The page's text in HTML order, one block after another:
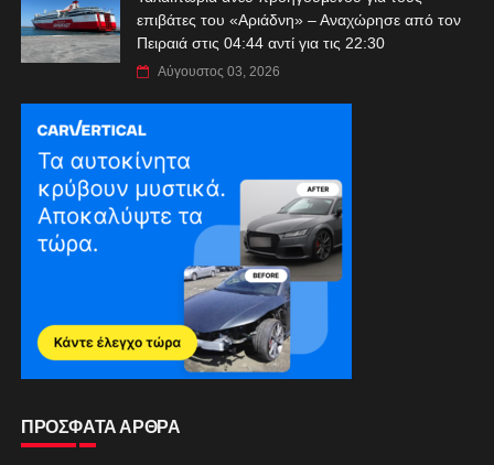
επιβάτες του «Αριάδνη» – Αναχώρησε από τον
Πειραιά στις 04:44 αντί για τις 22:30
Αύγουστος 03, 2026
ΠΡΟΣΦΑΤΑ ΑΡΘΡΑ